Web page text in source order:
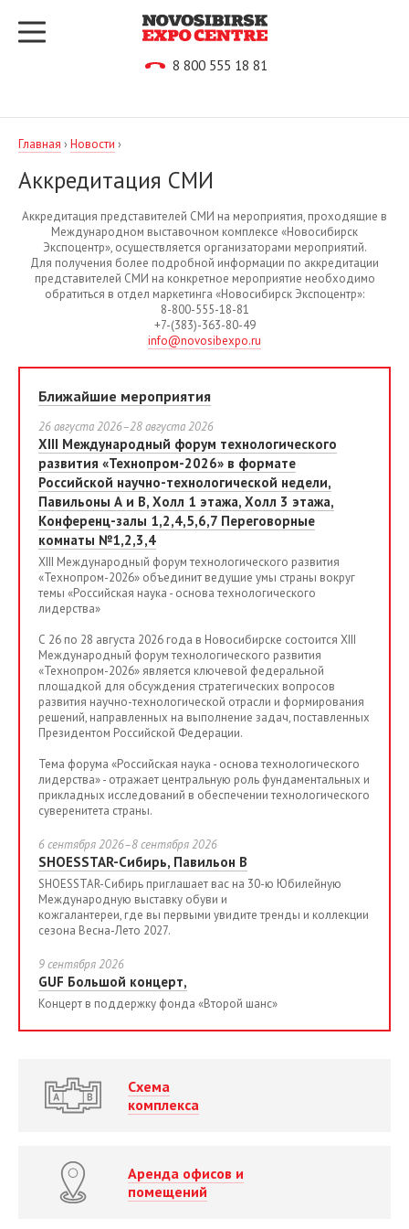
8 800 555 18 81
Главная ›Новости ›
Аккредитация СМИ
Аккредитация представителей СМИ на мероприятия, проходящие в
Международном выставочном комплексе «Новосибирск
Экспоцентр», осуществляется организаторами мероприятий.
Для получения более подробной информации по аккредитации
представителей СМИ на конкретное мероприятие необходимо
обратиться в отдел маркетинга «Новосибирск Экспоцентр»:
8-800-555-18-81
+7-(383)-363-80-49
info@novosibexpo.ru
Ближайшие мероприятия
26 августа 2026–28 августа 2026
XIII Международный форум технологического
развития «Технопром-2026» в формате
Российской научно-технологической недели,
Павильоны А и В, Холл 1 этажа, Холл 3 этажа,
Конференц-залы 1,2,4,5,6,7 Переговорные
комнаты №1,2,3,4
XIII Международный форум технологического развития
«Технопром-2026» объединит ведущие умы страны вокруг
темы «Российская наука - основа технологического
лидерства»
С 26 по 28 августа 2026 года в Новосибирске состоится XIII
Международный форум технологического развития
«Технопром-2026» является ключевой федеральной
площадкой для обсуждения стратегических вопросов
развития научно-технологической отрасли и формирования
решений, направленных на выполнение задач, поставленных
Президентом Российской Федерации.
Тема форума «Российская наука - основа технологического
лидерства» - отражает центральную роль фундаментальных и
прикладных исследований в обеспечении технологического
суверенитета страны.
6 сентября 2026–8 сентября 2026
SHOESSTAR-Сибирь, Павильон B
SHOESSTAR-Сибирь приглашает вас на 30-ю Юбилейную
Международную выставку обуви и
кожгалантереи, где вы первыми увидите тренды и коллекции
сезона Весна-Лето 2027.
9 сентября 2026
GUF Большой концерт,
Концерт в поддержку фонда «Второй шанс»
Схема
комплекса
Аренда офисов и
помещений